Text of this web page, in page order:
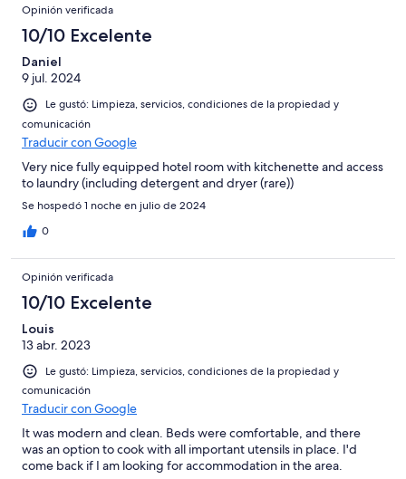
Opinión verificada
10/10 Excelente
Daniel
9 jul. 2024
Le gustó: Limpieza, servicios, condiciones de la propiedad y
comunicación
Traducir con Google
Very nice fully equipped hotel room with kitchenette and access
to laundry (including detergent and dryer (rare))
Se hospedó 1 noche en julio de 2024
0
Opinión verificada
10/10 Excelente
Louis
13 abr. 2023
Le gustó: Limpieza, servicios, condiciones de la propiedad y
comunicación
Traducir con Google
It was modern and clean. Beds were comfortable, and there
was an option to cook with all important utensils in place. I'd
come back if I am looking for accommodation in the area.